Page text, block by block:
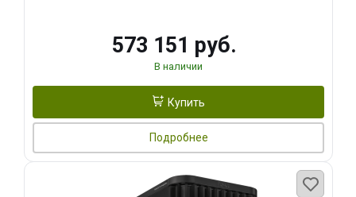
573 151 руб.
В наличии
Купить
Подробнее